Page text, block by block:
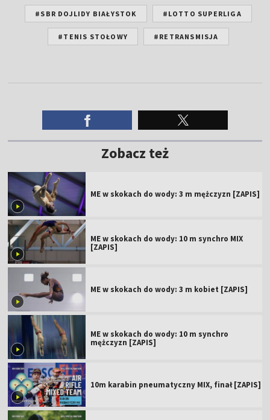
#SBR DOJLIDY BIAŁYSTOK #LOTTO SUPERLIGA
#TENIS STOŁOWY #RETRANSMISJA
Zobacz też
ME w skokach do wody: 3 m mężczyzn [ZAPIS]
ME w skokach do wody: 10 m synchro MIX
[ZAPIS]
ME w skokach do wody: 3 m kobiet [ZAPIS]
ME w skokach do wody: 10 m synchro
mężczyzn [ZAPIS]
10m karabin pneumatyczny MIX, finał [ZAPIS]